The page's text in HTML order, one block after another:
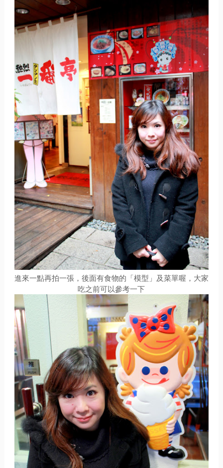
進來一點再拍一張，後面有食物的「模型」及菜單喔，大家
吃之前可以參考一下